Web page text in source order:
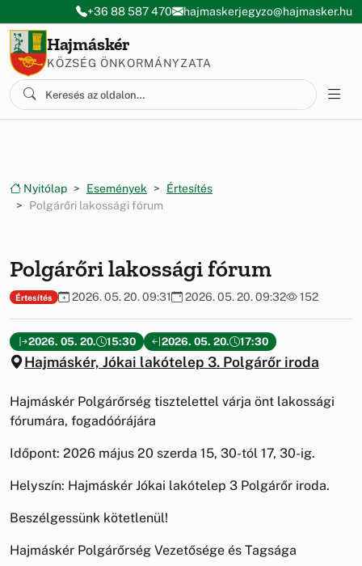
Ugrás a menüre
Ugrás a tartalomra
+36 88 587 470 hajmaskerjegyzo@hajmasker.hu
Hajmáskér
KÖZSÉG ÖNKORMÁNYZATA
Nyitólap Események
Értesítés
Polgárőri lakossági fórum
Polgárőri lakossági fórum
Értesítés 2026. 05. 20. 09:31 2026. 05. 20. 09:32 152
2026. 05. 20. 15:30 2026. 05. 20. 17:30
Hajmáskér, Jókai lakótelep 3. Polgárőr iroda
Hajmáskér Polgárőrség tisztelettel várja önt lakossági
fórumára, fogadóórájára
Időpont: 2026 május 20 szerda 15, 30-tól 17, 30-ig.
Helyszín: Hajmáskér Jókai lakótelep 3 Polgárőr iroda.
Beszélgessünk kötetlenül!
Hajmáskér Polgárőrség Vezetősége és Tagsága